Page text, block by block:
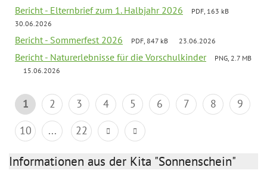
Bericht - Elternbrief zum 1. Halbjahr 2026
PDF, 163 kB
30.06.2026
Bericht - Sommerfest 2026 PDF, 847 kB 23.06.2026
Bericht - Naturerlebnisse für die Vorschulkinder
PNG, 2.7 MB
15.06.2026
1 2 3 4 5 6 7 8
9
10
... 22
Informationen aus der Kita "Sonnenschein"